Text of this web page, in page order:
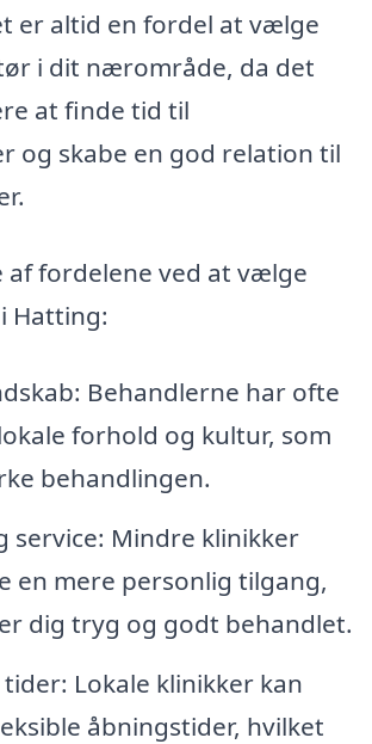
er altid en fordel at vælge
i dit nærområde, da det
at finde tid til
og skabe en god relation til
af fordelene ved at vælge
Hatting:
Behandlerne har ofte
forhold og kultur, som
behandlingen.
service: Mindre klinikker
en mere personlig tilgang,
dig tryg og godt behandlet.
tider: Lokale klinikker kan
åbningstider, hvilket